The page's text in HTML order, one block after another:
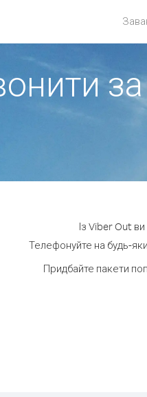
Із Viber Out
Телефонуйте на будь-
Придбайте пакети